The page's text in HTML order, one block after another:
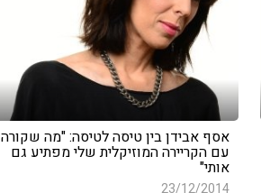
אסף אבידן בין טיסה לטיסה: "מה שקורה
עם הקריירה המוזיקלית שלי מפתיע גם
אותי"